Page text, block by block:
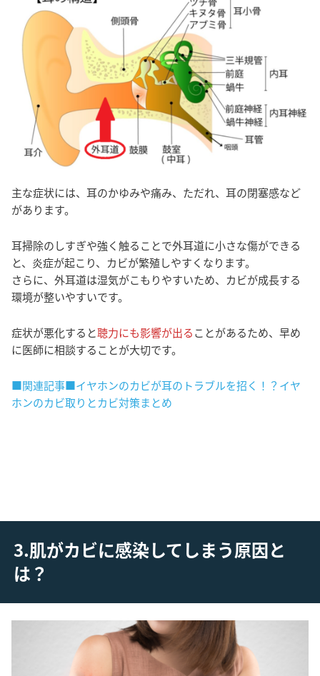
主な症状には、耳のかゆみや痛み、ただれ、耳の閉塞感など
があります。
耳掃除のしすぎや強く触ることで外耳道に小さな傷ができる
と、炎症が起こり、カビが繁殖しやすくなります。
さらに、外耳道は湿気がこもりやすいため、カビが成長する
環境が整いやすいです。
症状が悪化すると聴力にも影響が出ることがあるため、早め
に医師に相談することが大切です。
■関連記事■イヤホンのカビが耳のトラブルを招く！？イヤ
ホンのカビ取りとカビ対策まとめ
3.肌がカビに感染してしまう原因と
は？